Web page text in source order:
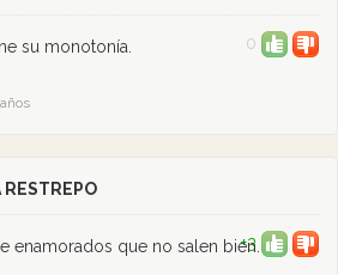
su monotonía. 0
enamorados que no salen bien.
+3